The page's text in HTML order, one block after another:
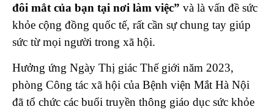
đôi mắt của bạn tại nơi làm việc” và là vấn đề sức
khỏe cộng đồng quốc tế, rất cần sự chung tay giúp
sức từ mọi người trong xã hội.
Hưởng ứng Ngày Thị giác Thế giới năm 2023,
phòng Công tác xã hội của Bệnh viện Mắt Hà Nội
đã tổ chức các buổi truyền thông giáo dục sức khỏe